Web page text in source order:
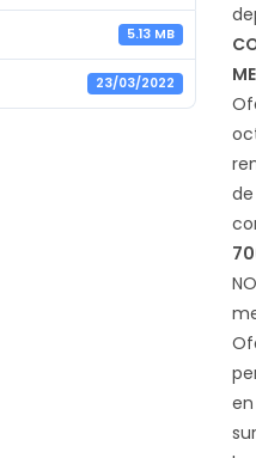
5.13 MB
23/03/2022